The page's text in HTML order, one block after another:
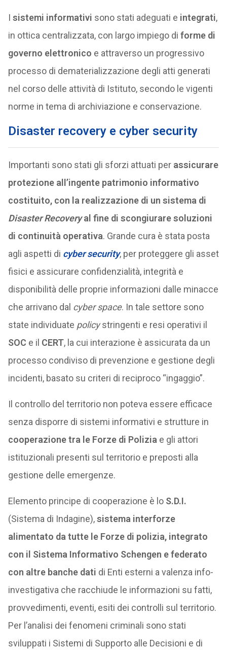
I sistemi informativi sono stati adeguati e integrati,
in ottica centralizzata, con largo impiego di forme di
governo elettronico e attraverso un progressivo
processo di dematerializzazione degli atti generati
nel corso delle attività di Istituto, secondo le vigenti
norme in tema di archiviazione e conservazione.
Disaster recovery e cyber security
Importanti sono stati gli sforzi attuati per assicurare
protezione all’ingente patrimonio informativo
costituito, con la realizzazione di un sistema di
Disaster Recoveryal fine di scongiurare soluzioni
di continuità operativa. Grande cura è stata posta
agli aspetti di cyber security, per proteggere gli asset
fisici e assicurare confidenzialità, integrità e
disponibilità delle proprie informazioni dalle minacce
che arrivano dal cyber space. In tale settore sono
state individuate policystringenti e resi operativi il
SOC e il CERT, la cui interazione è assicurata da un
processo condiviso di prevenzione e gestione degli
incidenti, basato su criteri di reciproco “ingaggio”.
Il controllo del territorio non poteva essere efficace
senza disporre di sistemi informativi e strutture in
cooperazione tra le Forze di Polizia e gli attori
istituzionali presenti sul territorio e preposti alla
gestione delle emergenze.
Elemento principe di cooperazione è lo S.D.I.
(Sistema di Indagine),sistema interforze
alimentato da tutte le Forze di polizia, integrato
con il Sistema Informativo Schengen e federato
con altre banche dati di Enti esterni a valenza info-
investigativa che racchiude le informazioni su fatti,
provvedimenti, eventi, esiti dei controlli sul territorio.
Per l’analisi dei fenomeni criminali sono stati
sviluppati i Sistemi di Supporto alle Decisioni e di